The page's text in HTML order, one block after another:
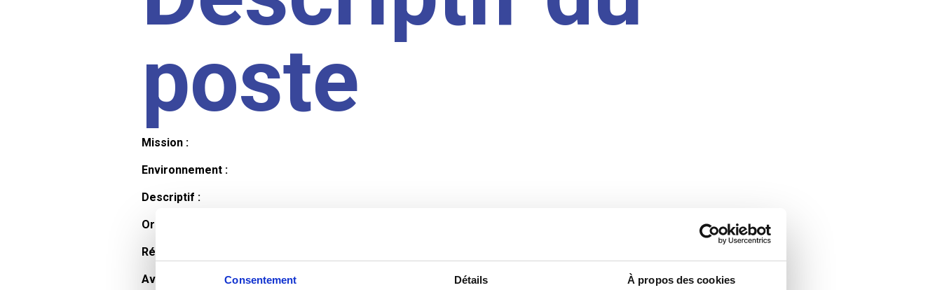
Consentement Détails À propos des cookies
poste
Mission :
Environnement :
Descriptif :
Organisation et horaires :
Rémunération :
Avantages :